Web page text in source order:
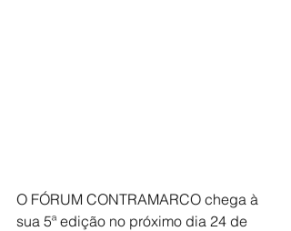
O FÓRUM CONTRAMARCO chega à
sua 5ª edição no próximo dia 24 de